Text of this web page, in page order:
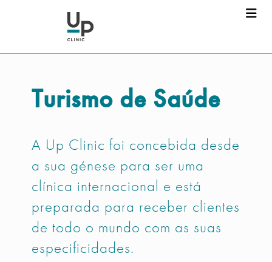
Turismo de Saúde
A Up Clinic foi concebida desde
a sua génese para ser uma
clínica internacional e está
preparada para receber clientes
de todo o mundo com as suas
especificidades.
Apelido*
Email*
Telefone*
Mensagem